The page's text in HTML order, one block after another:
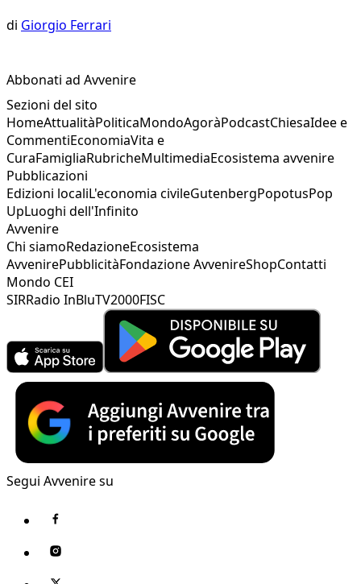
di Giorgio Ferrari
Abbonati ad Avvenire
Sezioni del sito
HomeAttualitàPoliticaMondoAgoràPodcastChiesaIdee e
CommentiEconomiaVita e
CuraFamigliaRubricheMultimediaEcosistema avvenire
Pubblicazioni
Edizioni localiL'economia civileGutenbergPopotusPop
UpLuoghi dell'Infinito
Avvenire
Chi siamoRedazioneEcosistema
AvvenirePubblicitàFondazione AvvenireShopContatti
Mondo CEI
SIRRadio InBluTV2000FISC
Segui Avvenire su